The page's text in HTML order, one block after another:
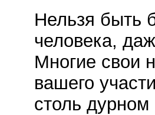
Нельзя быть
человека,
Многие свои
вашего
столь дурном